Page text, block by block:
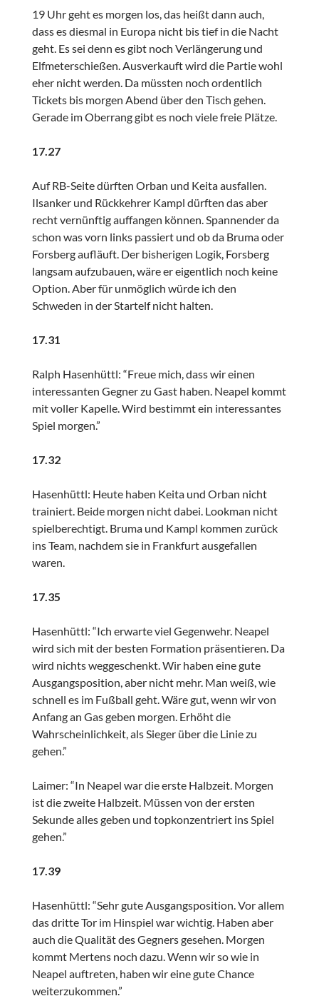
19 Uhr geht es morgen los, das heißt dann auch,
dass es diesmal in Europa nicht bis tief in die Nacht
geht. Es sei denn es gibt noch Verlängerung und
Elfmeterschießen. Ausverkauft wird die Partie wohl
eher nicht werden. Da müssten noch ordentlich
Tickets bis morgen Abend über den Tisch gehen.
Gerade im Oberrang gibt es noch viele freie Plätze.
17.27
Auf RB-Seite dürften Orban und Keita ausfallen.
Ilsanker und Rückkehrer Kampl dürften das aber
recht vernünftig auffangen können. Spannender da
schon was vorn links passiert und ob da Bruma oder
Forsberg aufläuft. Der bisherigen Logik, Forsberg
langsam aufzubauen, wäre er eigentlich noch keine
Option. Aber für unmöglich würde ich den
Schweden in der Startelf nicht halten.
17.31
Ralph Hasenhüttl: “Freue mich, dass wir einen
interessanten Gegner zu Gast haben. Neapel kommt
mit voller Kapelle. Wird bestimmt ein interessantes
Spiel morgen.”
17.32
Hasenhüttl: Heute haben Keita und Orban nicht
trainiert. Beide morgen nicht dabei. Lookman nicht
spielberechtigt. Bruma und Kampl kommen zurück
ins Team, nachdem sie in Frankfurt ausgefallen
waren.
17.35
Hasenhüttl: “Ich erwarte viel Gegenwehr. Neapel
wird sich mit der besten Formation präsentieren. Da
wird nichts weggeschenkt. Wir haben eine gute
Ausgangsposition, aber nicht mehr. Man weiß, wie
schnell es im Fußball geht. Wäre gut, wenn wir von
Anfang an Gas geben morgen. Erhöht die
Wahrscheinlichkeit, als Sieger über die Linie zu
gehen.”
Laimer: “In Neapel war die erste Halbzeit. Morgen
ist die zweite Halbzeit. Müssen von der ersten
Sekunde alles geben und topkonzentriert ins Spiel
gehen.”
17.39
Hasenhüttl: “Sehr gute Ausgangsposition. Vor allem
das dritte Tor im Hinspiel war wichtig. Haben aber
auch die Qualität des Gegners gesehen. Morgen
kommt Mertens noch dazu. Wenn wir so wie in
Neapel auftreten, haben wir eine gute Chance
weiterzukommen.”